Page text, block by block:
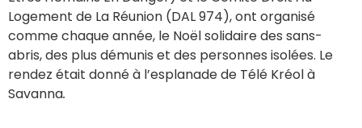
Logement de La Réunion (DAL 974), ont organisé
comme chaque année, le Noël solidaire des sans-
abris, des plus démunis et des personnes isolées. Le
rendez était donné à l’esplanade de Télé Kréol à
Savanna.